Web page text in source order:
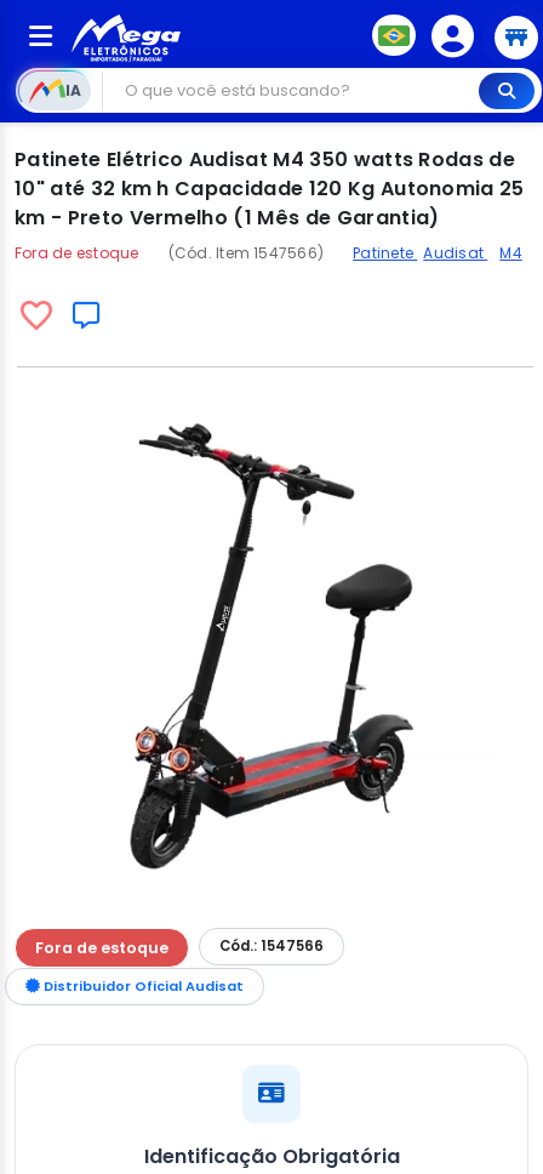
IA
Patinete Elétrico Audisat M4 350 watts Rodas de
10" até 32 km h Capacidade 120 Kg Autonomia 25
km - Preto Vermelho (1 Mês de Garantia)
Fora de estoque (Cód. Item 1547566) Patinete Audisat M4
Fora de estoque Cód.: 1547566
Distribuidor Oficial Audisat
Identificação Obrigatória